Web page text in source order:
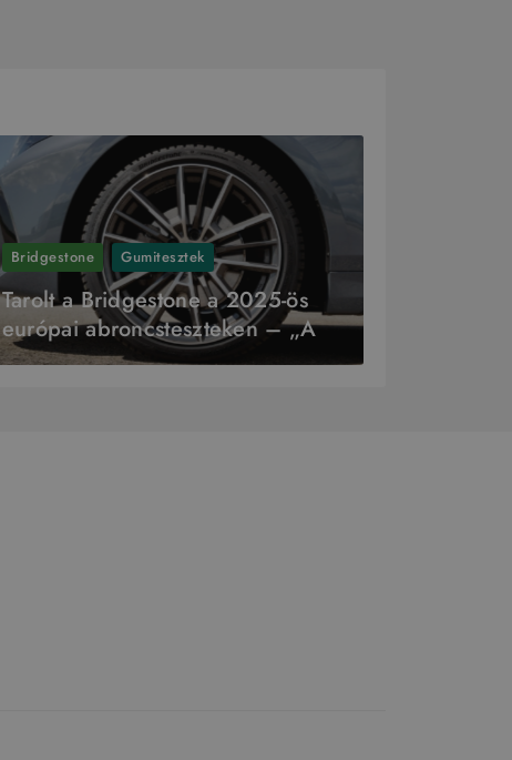
Bridgestone Gumitesztek
Tarolt a Bridgestone a 2025-ös
európai abroncsteszteken – „Az
Év Gyártója” cím is az övék